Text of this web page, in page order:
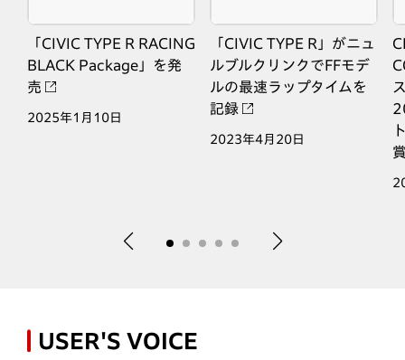
「CIVIC TYPE R RACING
BLACK Package」を発
売
2025年1月10日
「CIVIC TYPE R」がニュ
ルブルクリンクでFFモデ
ルの最速ラップタイムを
記録
2023年4月20日
USER'S VOICE